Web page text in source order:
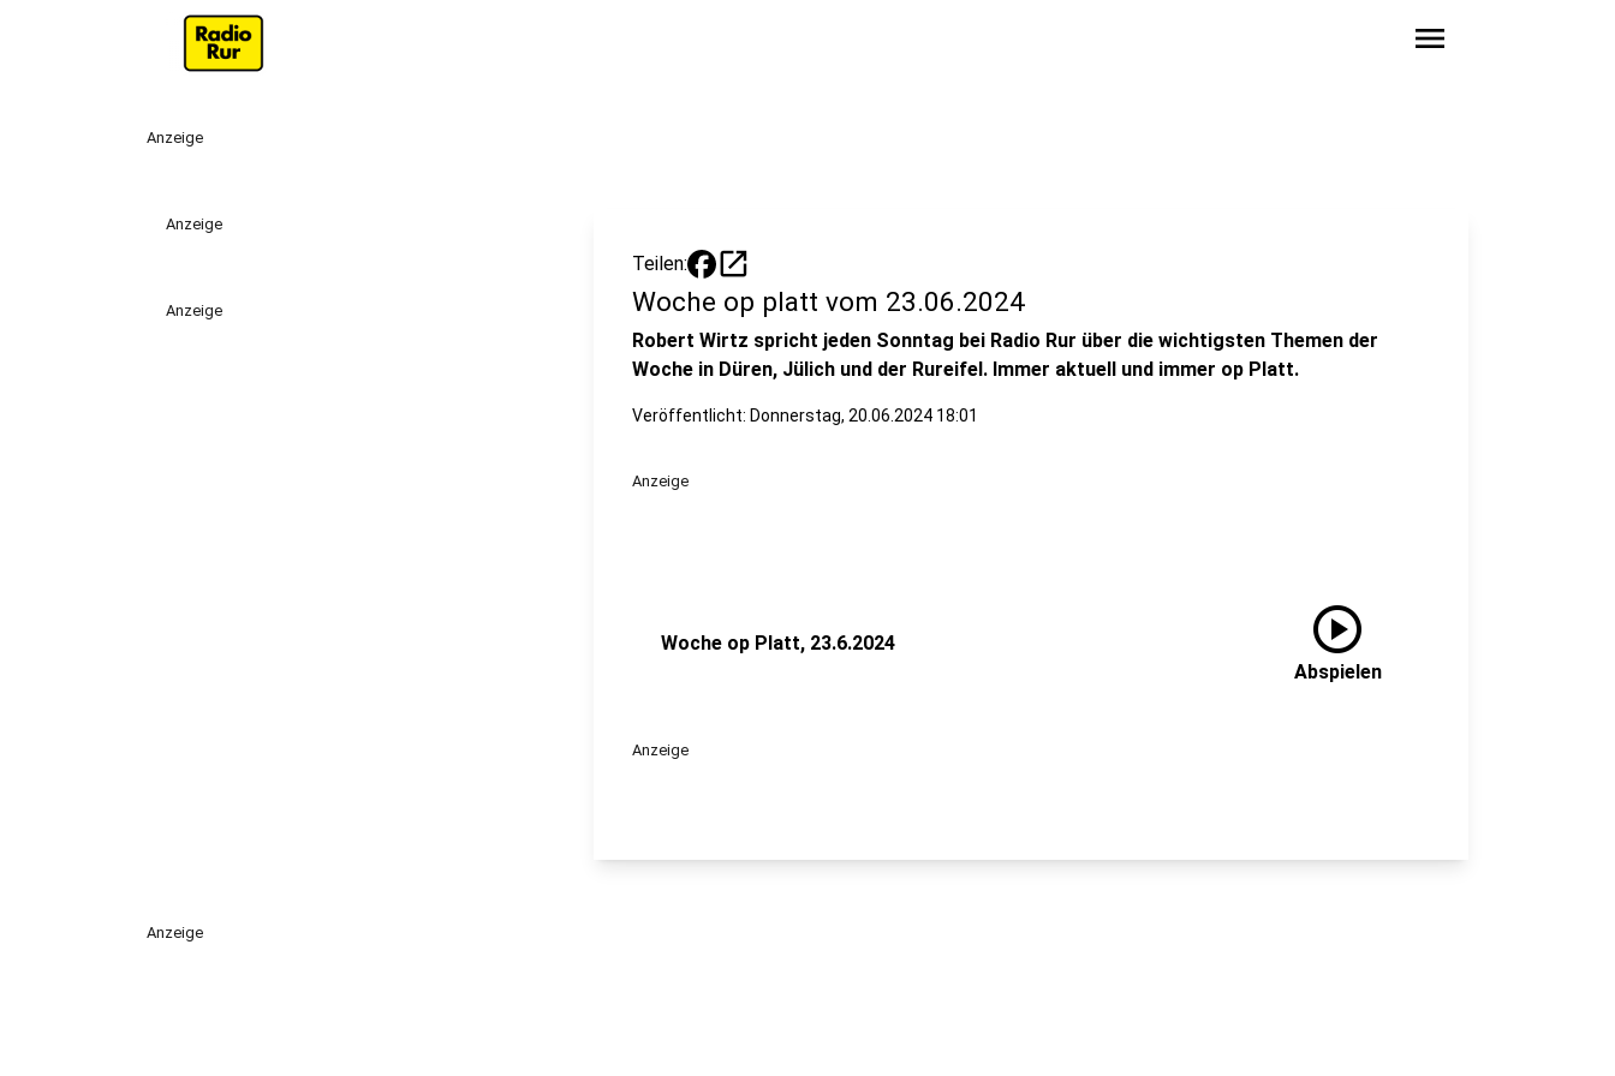
menu
Anzeige
Anzeige
Anzeige
Teilen: open_in_new
Woche op platt vom 23.06.2024
Robert Wirtz spricht jeden Sonntag bei Radio Rur über die wichtigsten Themen der
Woche in Düren, Jülich und der Rureifel. Immer aktuell und immer op Platt.
Veröffentlicht: Donnerstag, 20.06.2024 18:01
Anzeige
Woche op Platt, 23.6.2024 play_circle
Abspielen
Anzeige
Anzeige